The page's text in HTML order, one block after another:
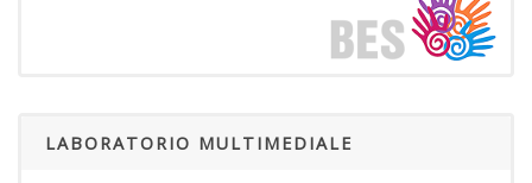
LABORATORIO MULTIMEDIALE